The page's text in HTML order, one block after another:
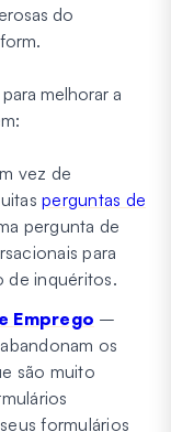
do
melhorar a
vez de
perguntas de
pergunta de
para
de inquéritos.
Emprego –
os
são muito
formulários